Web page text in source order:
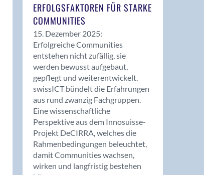
ERFOLGSFAKTOREN FÜR STARKE
COMMUNITIES
15. Dezember 2025:
Erfolgreiche Communities
entstehen nicht zufällig, sie
werden bewusst aufgebaut,
gepflegt und weiterentwickelt.
swissICT bündelt die Erfahrungen
aus rund zwanzig Fachgruppen.
Eine wissenschaftliche
Perspektive aus dem Innosuisse-
Projekt DeCIRRA, welches die
Rahmenbedingungen beleuchtet,
damit Communities wachsen,
wirken und langfristig bestehen